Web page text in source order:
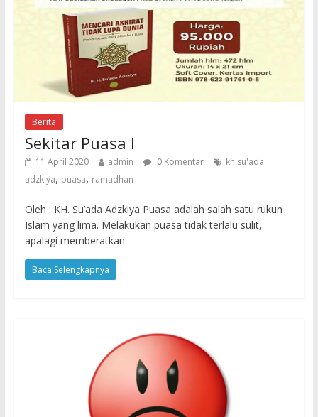
Berita
Sekitar Puasa I
11 April 2020 admin 0 Komentar
kh su'ada
adzkiya, puasa, ramadhan
Oleh : KH. Su’ada Adzkiya Puasa adalah salah satu rukun
Islam yang lima. Melakukan puasa tidak terlalu sulit,
apalagi memberatkan.
Baca Selengkapnya